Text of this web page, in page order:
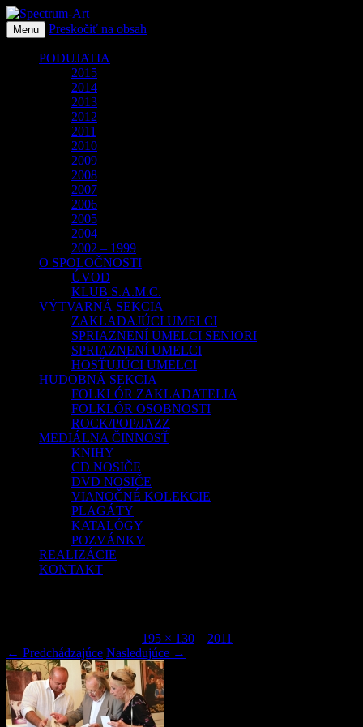
Spectrum-Art
O spoločnosti Spectrum Art
Menu Preskočiť na obsah
PODUJATIA
2015
2014
2013
2012
2011
2010
2009
2008
2007
2006
2005
2004
2002 – 1999
O SPOLOČNOSTI
ÚVOD
KLUB S.A.M.C.
VÝTVARNÁ SEKCIA
ZAKLADAJÚCI UMELCI
SPRIAZNENÍ UMELCI SENIORI
SPRIAZNENÍ UMELCI
HOSŤUJÚCI UMELCI
HUDOBNÁ SEKCIA
FOLKLÓR ZAKLADATELIA
FOLKLÓR OSOBNOSTI
ROCK/POP/JAZZ
MEDIÁLNA ČINNOSŤ
KNIHY
CD NOSIČE
DVD NOSIČE
VIANOČNÉ KOLEKCIE
PLAGÁTY
KATALÓGY
POZVÁNKY
REALIZÁCIE
KONTAKT
195 × 130 2011
← Predchádzajúce Nasledujúce →